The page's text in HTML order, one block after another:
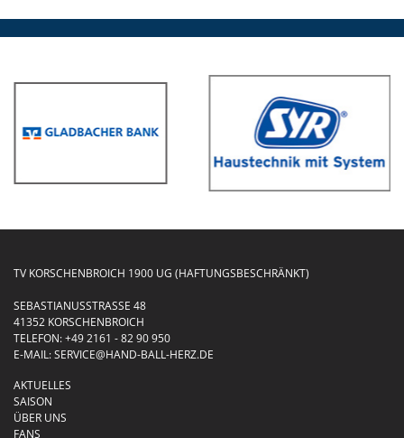
TV KORSCHENBROICH 1900 UG (HAFTUNGSBESCHRÄNKT)
SEBASTIANUSSTRASSE 48
41352 KORSCHENBROICH
TELEFON:+49 2161 - 82 90 950
E-MAIL:SERVICE@HAND-BALL-HERZ.DE
AKTUELLES
SAISON
ÜBER UNS
FANS